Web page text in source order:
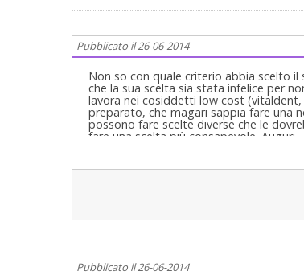
dato che la anestesia tronculare è
anatomica della Spina dello Spix
collaterali, è possibile che si
dell'arcata inferiore (nervo alveolare
attualmente il suo utilizzo è vietato in
alle sue domande, tenga conto che,
colleghi (avanzo qualche dubbio sulla
all'estrazione del 36), e, se lei si fida di
Ovviamente non spetta a me fare
spero comunque di esserle stato utile
Pubblicato il 26-06-2014
Non so con quale criterio abbia scelto
che la sua scelta sia stata infelice per
lavora nei cosiddetti low cost
preparato, che magari sappia fare una
possono fare scelte diverse che le
fare una scelta più consapevole. Auguri
Pubblicato il 26-06-2014